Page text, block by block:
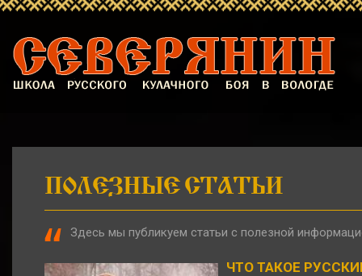
ПОЛЕЗНЫЕ СТАТЬИ
Здесь мы публикуем статьи с полезной
ЧТО ТАКОЕ